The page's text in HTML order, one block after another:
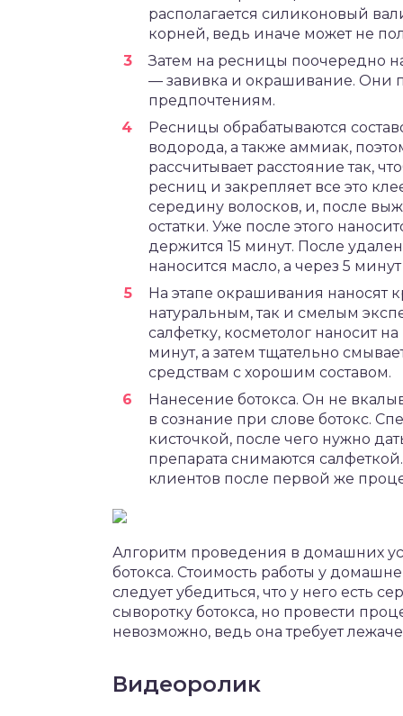
располагается силиконовый
корней, ведь иначе может не
Затем на ресницы поочередно
— завивка и окрашивание. Они
предпочтениям.
Ресницы обрабатываются
водорода, а также аммиак,
рассчитывает расстояние так,
ресниц и закрепляет все это
середину волосков, и, после
остатки. Уже после этого
держится 15 минут. После
наносится масло, а через 5
На этапе окрашивания наносят
натуральным, так и смелым
салфетку, косметолог наносит
минут, а затем тщательно
средствам с хорошим составом.
Нанесение ботокса. Он не
в сознание при слове ботокс.
кисточкой, после чего нужно
препарата снимаются
клиентов после первой же
Алгоритм проведения в домашних
ботокса. Стоимость работы у
следует убедиться, что у него есть
сыворотку ботокса, но провести
невозможно, ведь она требует
Видеоролик